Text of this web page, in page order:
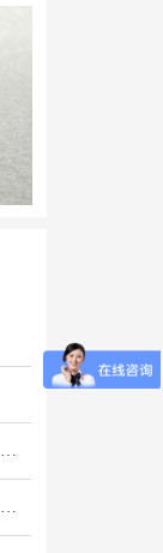
愚人节人不愚，谣传明装暖气片误区别轻信
新飞散热器教您家装费用预算中采暖设备造价怎么计算